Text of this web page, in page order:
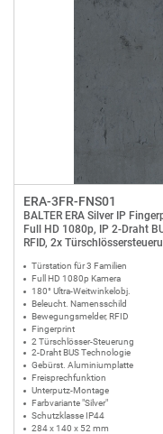
ERA-3FR-FNS01
BALTER ERA Silver IP
Full HD 1080p, IP 2-Draht
RFID, 2x
Türstation für 3 Familien
Full HD 1080p Kamera
180° Ultra-Weitwinkelobj.
Beleucht. Namensschild
Bewegungsmelder, RFID
Fingerprint
2 Türschlösser-Steuerung
2-Draht BUS Technologie
Gebürst. Aluminiumplatte
Freisprechfunktion
Unterputz-Montage
Farbvariante "Silver"
Schutzklasse IP44
284 x 140 x 52 mm